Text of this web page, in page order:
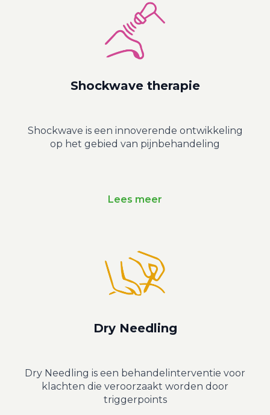
Shockwave therapie
Shockwave is een innoverende ontwikkeling
op het gebied van pijnbehandeling
Lees meer
Dry Needling
Dry Needling is een behandelinterventie voor
klachten die veroorzaakt worden door
triggerpoints